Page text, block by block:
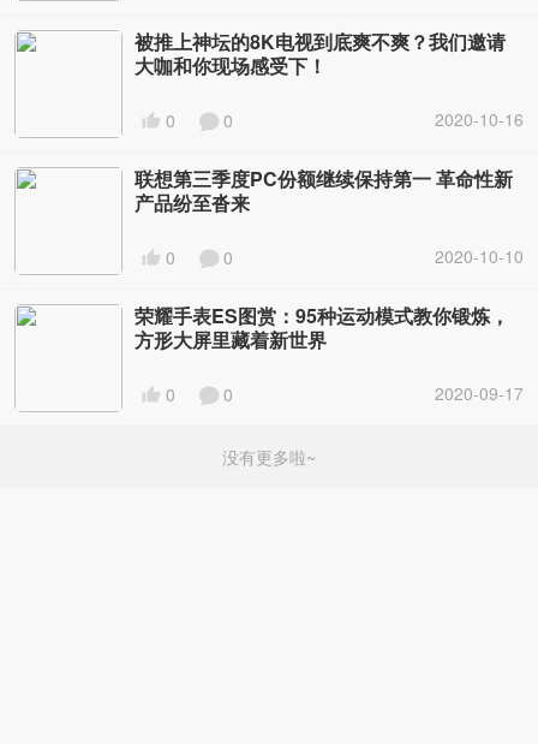
被推上神坛的8K电视到底爽不爽？我们邀请
大咖和你现场感受下！
0 0 2020-10-16
联想第三季度PC份额继续保持第一 革命性新
产品纷至沓来
0 0 2020-10-10
荣耀手表ES图赏：95种运动模式教你锻炼，
方形大屏里藏着新世界
0 0 2020-09-17
没有更多啦~